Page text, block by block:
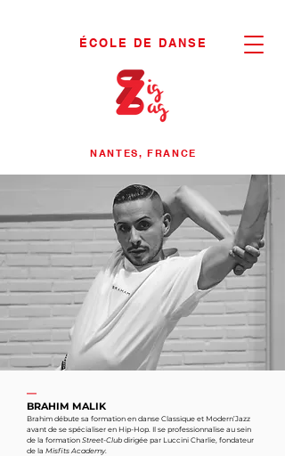
NANTES, FRANCE
ÉCOLE DE DANSE
—
BRAHIM MALIK
Brahim débute sa formation en danse Classique et Modern’Jazz
avant de se spécialiser en Hip-Hop. Il se professionnalise au sein
de la formation Street-Club dirigée par Luccini Charlie, fondateur
de la Misfits Academy.